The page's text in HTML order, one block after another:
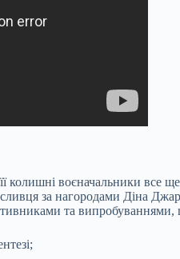
колишні воєначальники все
за нагородами Діна
та випробуваннями,